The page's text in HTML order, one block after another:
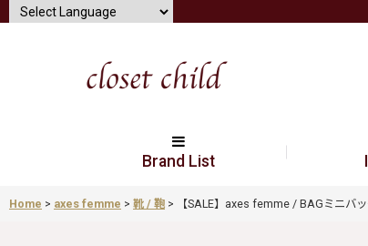
Brand List
Home > axes femme > 靴 / 鞄 > 【SALE】axes femme / BAGミニバ